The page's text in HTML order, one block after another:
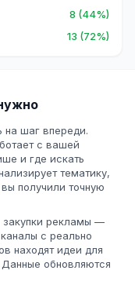
8 (44%)
13 (72%)
на шаг впереди.
с вашей
и где искать
тематику,
получили точную
закупки рекламы —
с реально
находят идеи для
обновляются